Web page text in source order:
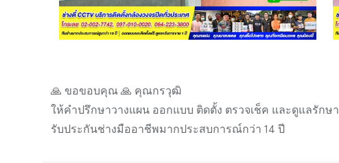
🙏 ขอขอบคุณ 🙏 คุณกรวุฒิ
ให้คำปรึกษาวางแผน ออกแบบ ติดตั้ง ตรวจเช็ค และดูแลรักษา
รับประกันช่างมืออาชีพมากประสบการณ์กว่า 14 ปี